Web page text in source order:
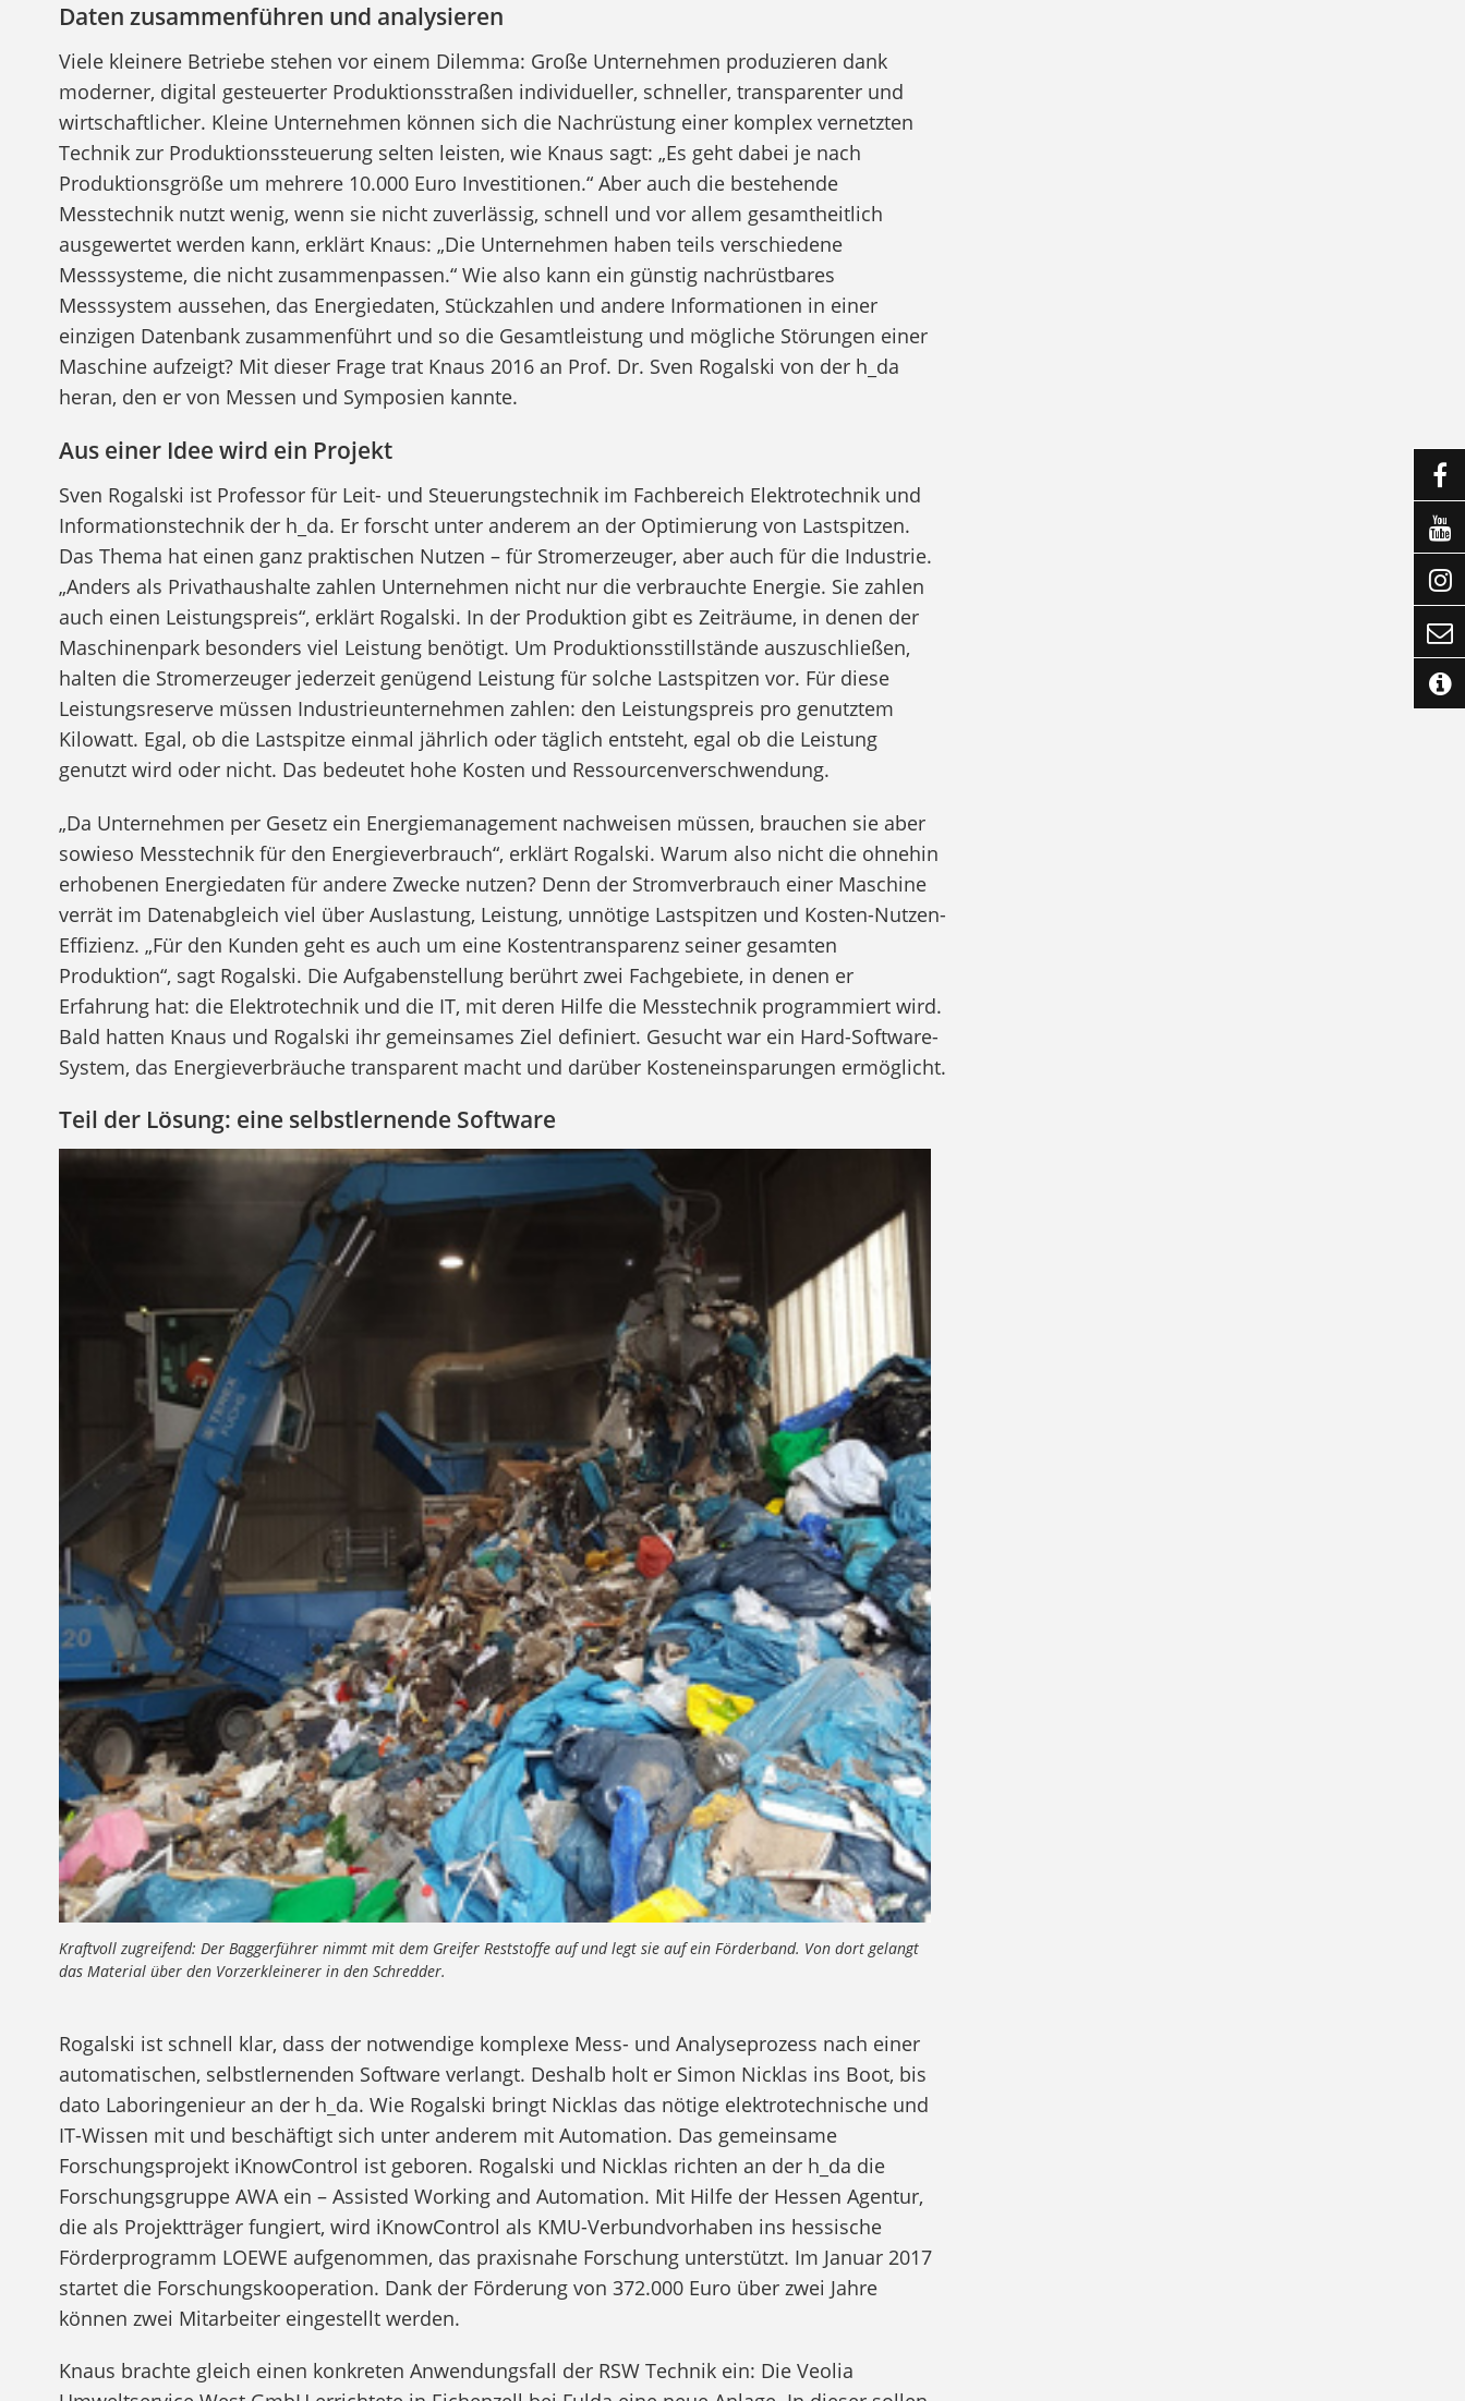
Daten zusammenführen und analysieren
Viele kleinere Betriebe stehen vor einem Dilemma: Große Unternehmen produzieren dank
moderner, digital gesteuerter Produktionsstraßen individueller, schneller, transparenter und
wirtschaftlicher. Kleine Unternehmen können sich die Nachrüstung einer komplex vernetzten
Technik zur Produktionssteuerung selten leisten, wie Knaus sagt: „Es geht dabei je nach
Produktionsgröße um mehrere 10.000 Euro Investitionen.“ Aber auch die bestehende
Messtechnik nutzt wenig, wenn sie nicht zuverlässig, schnell und vor allem gesamtheitlich
ausgewertet werden kann, erklärt Knaus: „Die Unternehmen haben teils verschiedene
Messsysteme, die nicht zusammenpassen.“ Wie also kann ein günstig nachrüstbares
Messsystem aussehen, das Energiedaten, Stückzahlen und andere Informationen in einer
einzigen Datenbank zusammenführt und so die Gesamtleistung und mögliche Störungen einer
Maschine aufzeigt? Mit dieser Frage trat Knaus 2016 an Prof. Dr. Sven Rogalski von der h_da
heran, den er von Messen und Symposien kannte.
Aus einer Idee wird ein Projekt
Sven Rogalski ist Professor für Leit- und Steuerungstechnik im Fachbereich Elektrotechnik und
Informationstechnik der h_da. Er forscht unter anderem an der Optimierung von Lastspitzen.
Das Thema hat einen ganz praktischen Nutzen – für Stromerzeuger, aber auch für die Industrie.
„Anders als Privathaushalte zahlen Unternehmen nicht nur die verbrauchte Energie. Sie zahlen
auch einen Leistungspreis“, erklärt Rogalski. In der Produktion gibt es Zeiträume, in denen der
Maschinenpark besonders viel Leistung benötigt. Um Produktionsstillstände auszuschließen,
halten die Stromerzeuger jederzeit genügend Leistung für solche Lastspitzen vor. Für diese
Leistungsreserve müssen Industrieunternehmen zahlen: den Leistungspreis pro genutztem
Kilowatt. Egal, ob die Lastspitze einmal jährlich oder täglich entsteht, egal ob die Leistung
genutzt wird oder nicht. Das bedeutet hohe Kosten und Ressourcenverschwendung.
„Da Unternehmen per Gesetz ein Energiemanagement nachweisen müssen, brauchen sie aber
sowieso Messtechnik für den Energieverbrauch“, erklärt Rogalski. Warum also nicht die ohnehin
erhobenen Energiedaten für andere Zwecke nutzen? Denn der Stromverbrauch einer Maschine
verrät im Datenabgleich viel über Auslastung, Leistung, unnötige Lastspitzen und Kosten-Nutzen-
Effizienz. „Für den Kunden geht es auch um eine Kostentransparenz seiner gesamten
Produktion“, sagt Rogalski. Die Aufgabenstellung berührt zwei Fachgebiete, in denen er
Erfahrung hat: die Elektrotechnik und die IT, mit deren Hilfe die Messtechnik programmiert wird.
Bald hatten Knaus und Rogalski ihr gemeinsames Ziel definiert. Gesucht war ein Hard-Software-
System, das Energieverbräuche transparent macht und darüber Kosteneinsparungen ermöglicht.
Teil der Lösung: eine selbstlernende Software
Kraftvoll zugreifend: Der Baggerführer nimmt mit dem Greifer Reststoffe auf und legt sie auf ein Förderband. Von dort gelangt
das Material über den Vorzerkleinerer in den Schredder.
Rogalski ist schnell klar, dass der notwendige komplexe Mess- und Analyseprozess nach einer
automatischen, selbstlernenden Software verlangt. Deshalb holt er Simon Nicklas ins Boot, bis
dato Laboringenieur an der h_da. Wie Rogalski bringt Nicklas das nötige elektrotechnische und
IT-Wissen mit und beschäftigt sich unter anderem mit Automation. Das gemeinsame
Forschungsprojekt iKnowControl ist geboren. Rogalski und Nicklas richten an der h_da die
Forschungsgruppe AWA ein – Assisted Working and Automation. Mit Hilfe der Hessen Agentur,
die als Projektträger fungiert, wird iKnowControl als KMU-Verbundvorhaben ins hessische
Förderprogramm LOEWE aufgenommen, das praxisnahe Forschung unterstützt. Im Januar 2017
startet die Forschungskooperation. Dank der Förderung von 372.000 Euro über zwei Jahre
können zwei Mitarbeiter eingestellt werden.
Knaus brachte gleich einen konkreten Anwendungsfall der RSW Technik ein: Die Veolia




